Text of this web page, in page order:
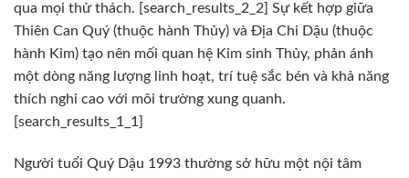
qua mọi thử thách. [search_results_2_2] Sự kết hợp giữa
Thiên Can Quý (thuộc hành Thủy) và Địa Chi Dậu (thuộc
hành Kim) tạo nên mối quan hệ Kim sinh Thủy, phản ánh
một dòng năng lượng linh hoạt, trí tuệ sắc bén và khả năng
thích nghi cao với môi trường xung quanh.
[search_results_1_1]
Người tuổi Quý Dậu 1993 thường sở hữu một nội tâm